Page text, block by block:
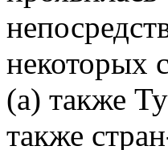
некоторых
(а) также
также